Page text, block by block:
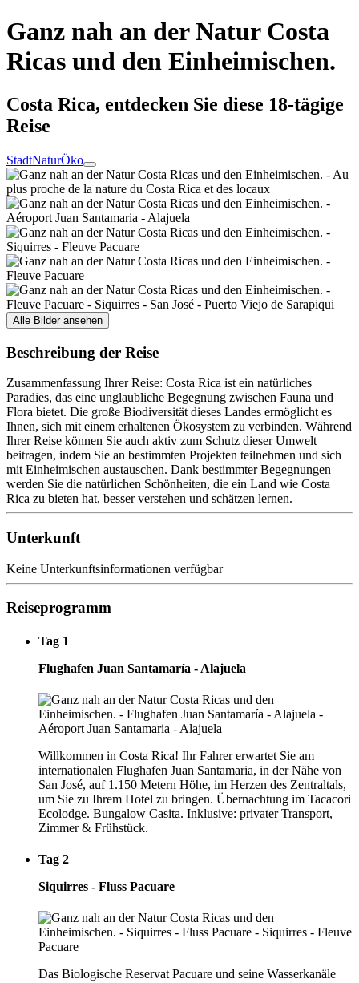
Ganz nah an der Natur Costa
Ricas und den Einheimischen.
Costa Rica, entdecken Sie diese 18-tägige
Reise
StadtNaturÖko
Alle Bilder ansehen
Beschreibung der Reise
Zusammenfassung Ihrer Reise: Costa Rica ist ein natürliches
Paradies, das eine unglaubliche Begegnung zwischen Fauna und
Flora bietet. Die große Biodiversität dieses Landes ermöglicht es
Ihnen, sich mit einem erhaltenen Ökosystem zu verbinden. Während
Ihrer Reise können Sie auch aktiv zum Schutz dieser Umwelt
beitragen, indem Sie an bestimmten Projekten teilnehmen und sich
mit Einheimischen austauschen. Dank bestimmter Begegnungen
werden Sie die natürlichen Schönheiten, die ein Land wie Costa
Rica zu bieten hat, besser verstehen und schätzen lernen.
Unterkunft
Keine Unterkunftsinformationen verfügbar
Reiseprogramm
Tag 1
Flughafen Juan Santamaría - Alajuela
Willkommen in Costa Rica! Ihr Fahrer erwartet Sie am
internationalen Flughafen Juan Santamaria, in der Nähe von
San José, auf 1.150 Metern Höhe, im Herzen des Zentraltals,
um Sie zu Ihrem Hotel zu bringen. Übernachtung im Tacacori
Ecolodge. Bungalow Casita. Inklusive: privater Transport,
Zimmer & Frühstück.
Tag 2
Siquirres - Fluss Pacuare
Das Biologische Reservat Pacuare und seine Wasserkanäle